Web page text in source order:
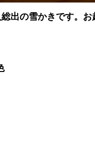
出の雪かきです。お